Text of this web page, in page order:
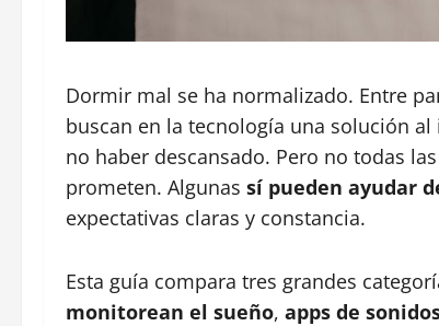
Dormir mal se ha normalizado. Entre
buscan en la tecnología una solución
no haber descansado. Pero no todas
prometen. Algunas sí pueden ayudar
expectativas claras y constancia.
Esta guía compara tres grandes
monitorean el sueño, apps de